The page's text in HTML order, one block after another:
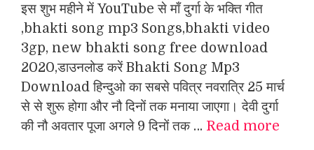
इस शुभ महीने में YouTube से माँ दुर्गा के भक्ति गीत
,bhakti song mp3 Songs,bhakti video
3gp, new bhakti song free download
2020,डाउनलोड करें Bhakti Song Mp3
Download हिन्दुओ का सबसे पवित्र नवरात्रि 25 मार्च
से से शुरू होगा और नौ दिनों तक मनाया जाएगा। देवी दुर्गा
की नौ अवतार पूजा अगले 9 दिनों तक … Read more